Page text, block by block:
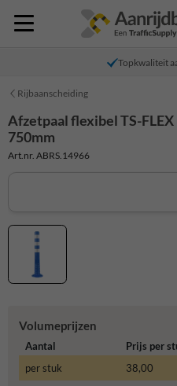
Topkwaliteit
Rijbaanscheiding
Afzetpaal flexibel TS-
750mm
Art.nr. ABRS.14966
Volumeprijzen
Aantal Prijs per
per stuk
38,00